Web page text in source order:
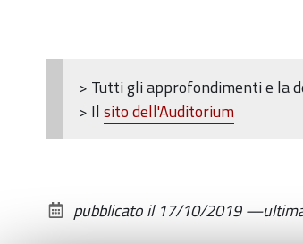
> Tutti gli approfondimenti e la
> Ilsito dell'Auditorium
pubblicato il 17/10/2019—